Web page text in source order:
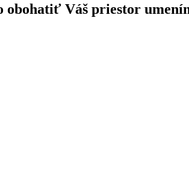
obohatiť Váš priestor